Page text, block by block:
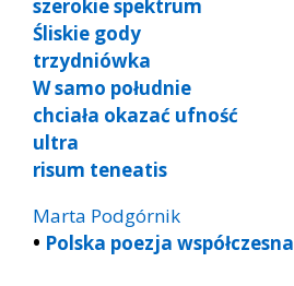
szerokie spektrum
Śliskie gody
trzydniówka
W samo południe
chciała okazać ufność
ultra
risum teneatis
Marta Podgórnik
• Polska poezja współczesna